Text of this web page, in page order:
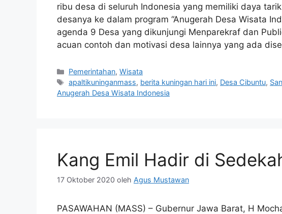
ribu desa di seluruh Indonesia yang memiliki daya
desanya ke dalam program “Anugerah Desa Wisata
agenda 9 Desa yang dikunjungi Menparekraf dan
acuan contoh dan motivasi desa lainnya yang ada
Kategori
Pemerintahan,Wisata
Tag
apaltikuninganmass, berita kuningan hari ini, Desa Cibuntu,
Anugerah Desa Wisata Indonesia
Kang Emil Hadir di
17 Oktober 2020 oleh Agus Mustawan
PASAWAHAN (MASS) – Gubernur Jawa Barat, H